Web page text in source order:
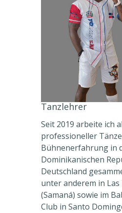
Tanzlehrer
Seit 2019 arbeite ich
professioneller
Bühnenerfahrung in
Dominikanischen
Deutschland
unter anderem in
(Samaná) sowie im
Club in Santo